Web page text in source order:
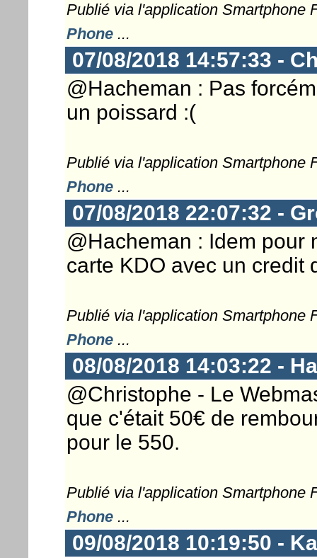
Publié via l'application Smartphone
Phone...
07/08/2018 14:57:33 -
@Hacheman : Pas
un poissard :(
Publié via l'application Smartphone
Phone...
07/08/2018 22:07:32 -
@Hacheman : Idem pour
carte KDO avec un credit
Publié via l'application Smartphone
Phone...
08/08/2018 14:03:22 -
@Christophe - Le
que c'était 50€ de
pour le 550.
Publié via l'application Smartphone
Phone...
09/08/2018 10:19:50 -